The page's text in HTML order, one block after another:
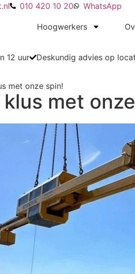
010 420 10 20 WhatsApp
Hoogwerkers
12 uur Deskundig advies op
met onze spin!
met